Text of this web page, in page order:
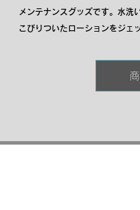
メンテナンスグッズです。水洗
こびりついたローションをジェ
かせて落としてくれるから、洗
銀イオン、柿タンニンを配合し